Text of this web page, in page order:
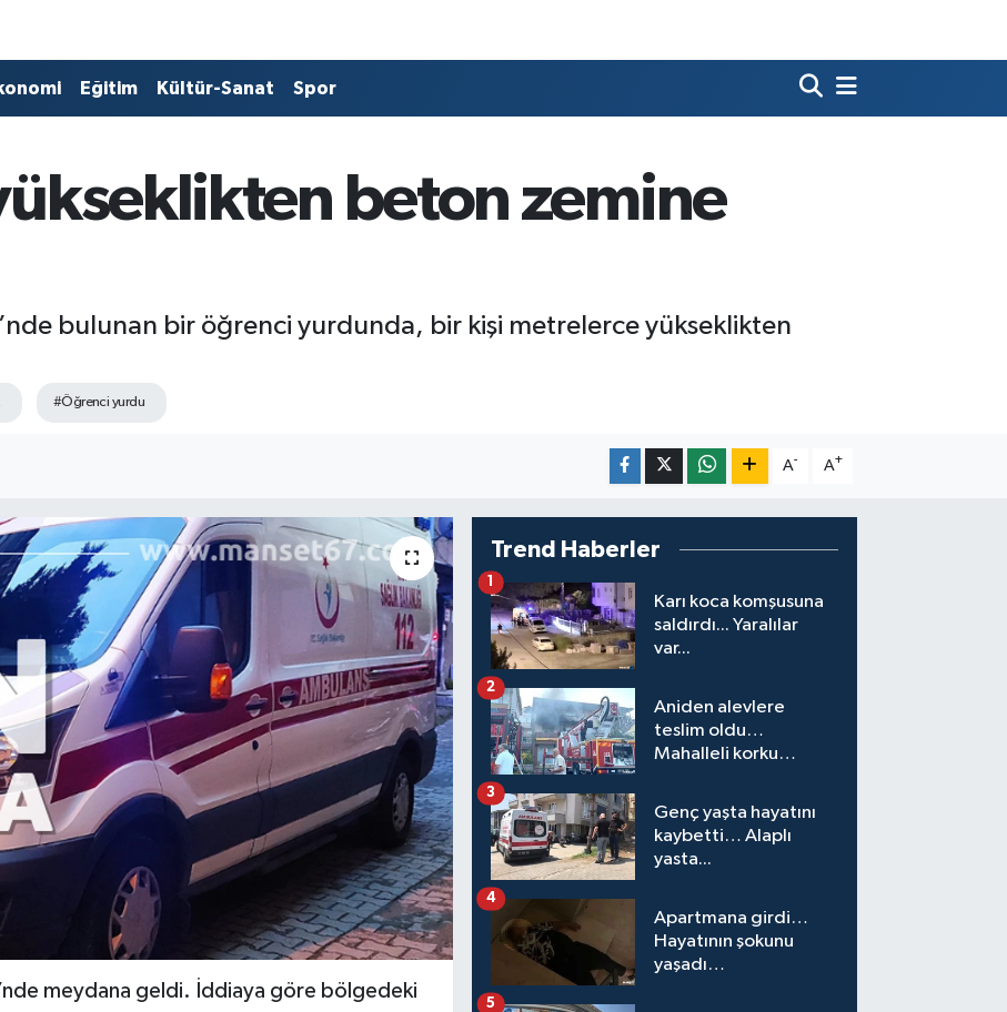
Eğitim Kültür-Sanat Spor
beton zemine
bulunan bir öğrenci yurdunda, bir kişi metrelerce yükseklikten
#Öğrenci yurdu
A- A+
meydana geldi. İddiaya göre bölgedeki
Trend Haberler
Karı koca komşusuna
saldırdı... Yaralılar
var...
1
Aniden alevlere
teslim oldu…
Mahalleli korku
2
Genç yaşta hayatını
kaybetti… Alaplı
yasta...
3
Apartmana girdi…
Hayatının şokunu
yaşadı…
4
5